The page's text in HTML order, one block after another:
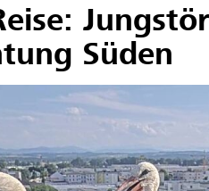
Süden